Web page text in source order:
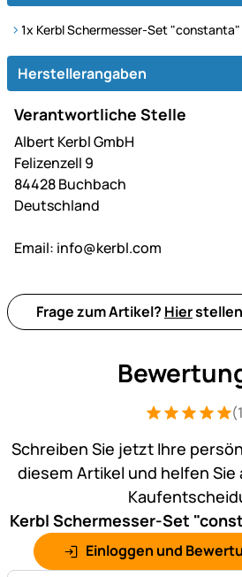
1x KerblSchermesser-Set "constanta"
Herstellerangaben
Verantwortliche Stelle
Albert Kerbl GmbH
Felizenzell 9
84428 Buchbach
Deutschland
Email: info@kerbl.com
Frage zum Artikel? Hier
Bewertung: 5
1 Bewertung
Schreiben Sie jetzt Ihre
diesem Artikel und helfen
Kerbl Schermesser-Set
Einloggen und